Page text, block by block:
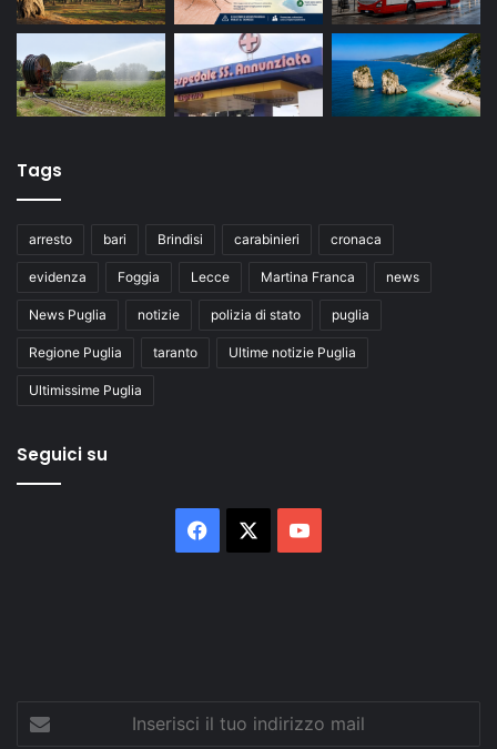
Tags
arresto bari Brindisi carabinieri cronaca
evidenza Foggia Lecce Martina Franca news
News Puglia notizie polizia di stato puglia
Regione Puglia taranto Ultime notizie Puglia
Ultimissime Puglia
Seguici su
Facebook